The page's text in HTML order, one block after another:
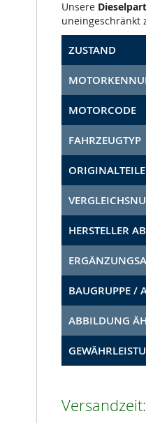
Unsere
uneingeschränkt
ZUSTAND
MOTORCODE
FAHRZEUGTYP
HERSTELLER
BAUGRUPPE /
ABBILDUNG
Versandzeit: